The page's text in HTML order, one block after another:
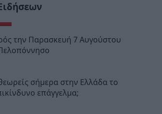
την Παρασκευή 7 Αυγούστου
σήμερα στην Ελλάδα το
επάγγελμα;